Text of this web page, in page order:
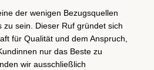
der wenigen Bezugsquellen
zu sein. Dieser Ruf gründet sich
für Qualität und dem Anspruch,
nur das Beste zu
wir ausschließlich